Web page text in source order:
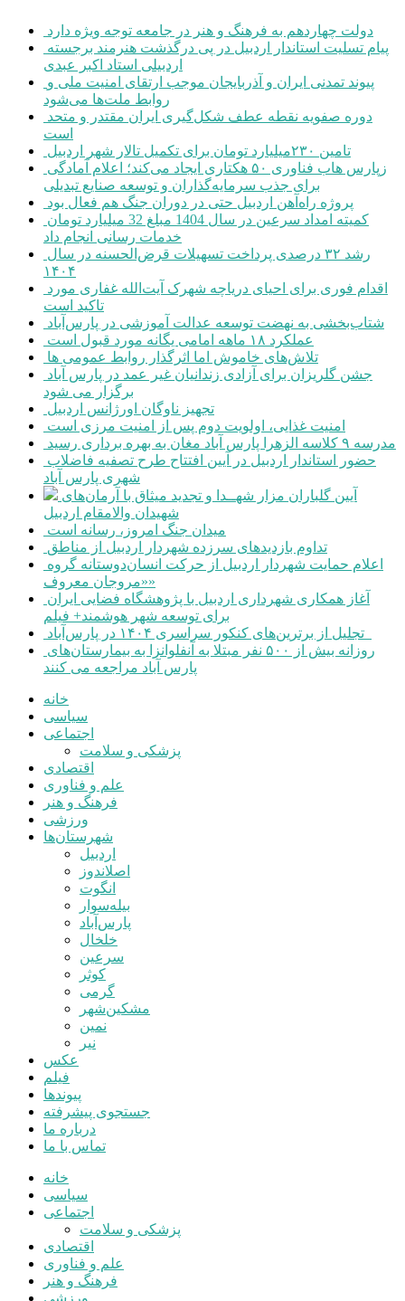
دولت چهاردهم به فرهنگ و هنر در جامعه توجه ویژه دارد
اردبیلی استاد اکبر عبدی
روابط ملت‌ها می‌شود
است
تامین ۲۳۰میلیارد تومان برای تکمیل تالار شهر اردبیل
برای جذب سرمایه‌گذاران و توسعه صنایع تبدیلی
پروژه راه‌آهن اردبیل حتی در دوران جنگ هم فعال بود
خدمات رسانی انجام داد
۱۴۰۴
تاکید است
شتاب‌بخشی به نهضت توسعه عدالت آموزشی در پارس‌آباد
عملکرد ۱۸ ماهه امامی یگانه مورد قبول است
تلاش‌های خاموش اما اثرگذار روابط عمومی ها
برگزار می شود
تجهیز ناوگان اورژانس اردبیل
امنیت غذایی، اولویت دوم پس از امنیت مرزی است
مدرسه ۹ کلاسه الزهرا پارس آباد مغان به بهره برداری رسید
شهری پارس آباد
شهیدان والامقام اردبیل
میدان جنگ امروز، رسانه است
تداوم بازدیدهای سرزده شهردار اردبیل از مناطق
«مروجان معروف»
برای توسعه شهر هوشمند+ فیلم
پارس آباد مراجعه می کنند
خانه
سیاسی
اجتماعی
پزشکی و سلامت
اقتصادی
علم و فناوری
فرهنگ و هنر
ورزشی
شهرستان‌ها
اردبیل
اصلاندوز
انگوت
بیله‌سوار
پارس‌آباد
خلخال
سرعین
کوثر
گرمی
مشکین‌شهر
نمین
نیر
عکس
فیلم
پیوندها
جستجوی پیشرفته
درباره ما
تماس با ما
خانه
سیاسی
اجتماعی
پزشکی و سلامت
اقتصادی
علم و فناوری
فرهنگ و هنر
ورزشی